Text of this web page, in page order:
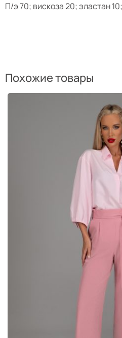
П/э 70; вискоза 20; эластан 10;
Похожие товары